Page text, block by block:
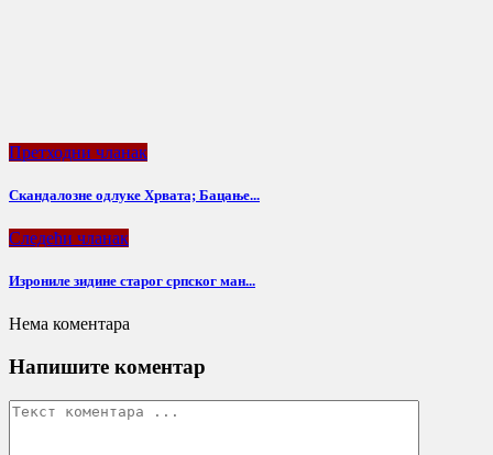
Претходни чланак
Скандалозне одлуке Хрвата; Бацање...
Следећи чланак
Изрониле зидине старог српског ман...
Нема коментара
Напишите коментар